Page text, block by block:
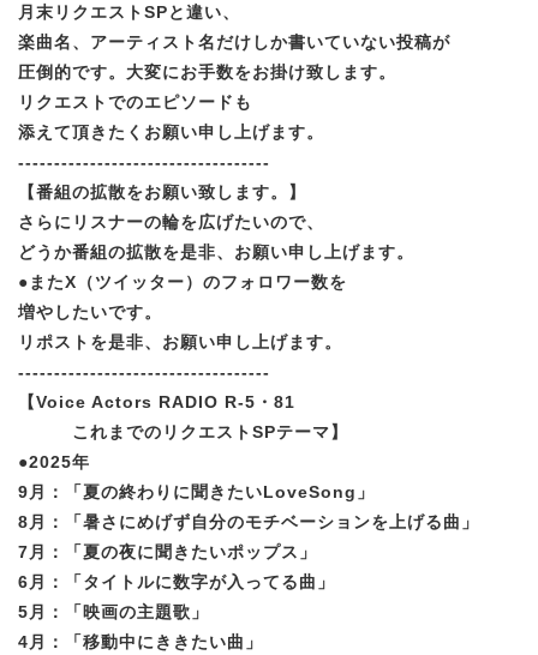
月末リクエストSPと違い、
楽曲名、アーティスト名だけしか書いていない投稿が
圧倒的です。大変にお手数をお掛け致します。
リクエストでのエピソードも
添えて頂きたくお願い申し上げます。
-----------------------------------
【番組の拡散をお願い致します。】
さらにリスナーの輪を広げたいので、
どうか番組の拡散を是非、お願い申し上げます。
●またX（ツイッター）のフォロワー数を
増やしたいです。
リポストを是非、お願い申し上げます。
-----------------------------------
【Voice Actors RADIO R-5・81
これまでのリクエストSPテーマ】
●2025年
9月：「夏の終わりに聞きたいLoveSong」
8月：「暑さにめげず自分のモチベーションを上げる曲」
7月：「夏の夜に聞きたいポップス」
6月：「タイトルに数字が入ってる曲」
5月：「映画の主題歌」
4月：「移動中にききたい曲」